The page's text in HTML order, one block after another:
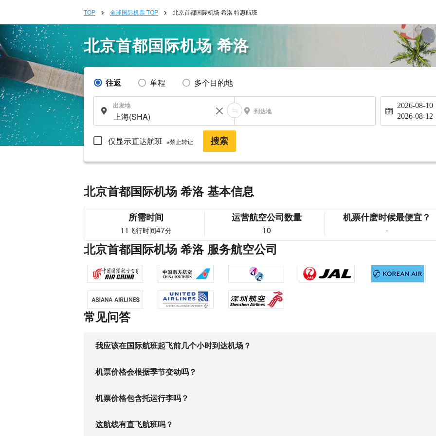
TOP 全球国际机票 TOP 北京首都国际机场 希洛 特惠航班
北京首都国际机场 希洛
往返 单程 多个目的地
出发地
到达地
2026-08-10
2026-08-12
仅显示直达航班 ※禁止转让 搜索
北京首都国际机场 希洛 基本信息
所需时间
11飞行时间47分
运营航空公司数量
10
机票什麽时候最便宜？
-
北京首都国际机场 希洛 服务航空公司
常见问答
我应该在国际航班起飞前几个小时到达机场？
机票价格会根据季节变动吗？
机票价格包含托运行李吗？
这航线有直飞航班吗？